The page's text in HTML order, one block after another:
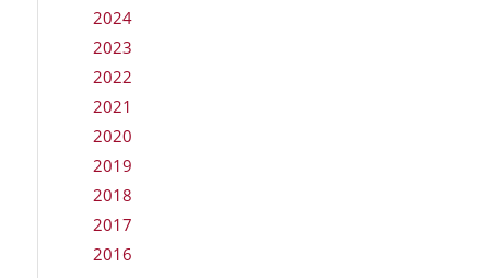
2024
2023
2022
2021
2020
2019
2018
2017
2016